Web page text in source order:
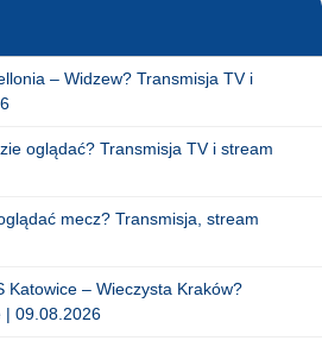
– Widzew? Transmisja TV i
oglądać? Transmisja TV i stream
mecz? Transmisja, stream
Katowice – Wieczysta Kraków?
| 09.08.2026